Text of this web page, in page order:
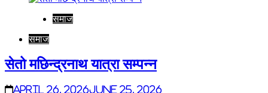
समाज
समाज
सेतो मछिन्द्रनाथ यात्रा सम्पन्न
April 26, 2026June 25, 2026